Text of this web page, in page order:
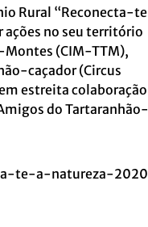
Rural “Reconecta-te
ações no seu território
Montes (CIM-TTM),
caçador (Circus
estreita colaboração
do Tartaranhão-
te-a-natureza-2020